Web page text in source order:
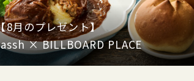
【8月のプレゼント】
assh × BILLBOARD PLACE